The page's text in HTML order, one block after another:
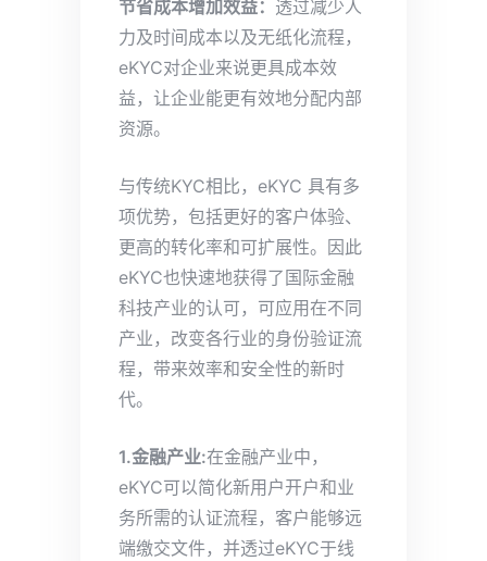
节省成本增加效益： 透过减少人
力及时间成本以及无纸化流程，
eKYC对企业来说更具成本效
益，让企业能更有效地分配内部
资源。
与传统KYC相比，eKYC 具有多
项优势，包括更好的客户体验、
更高的转化率和可扩展性。因此
eKYC也快速地获得了国际金融
科技产业的认可，可应用在不同
产业，改变各行业的身份验证流
程，带来效率和安全性的新时
代。
1.金融产业:在金融产业中，
eKYC可以简化新用户开户和业
务所需的认证流程，客户能够远
端缴交文件，并透过eKYC于线